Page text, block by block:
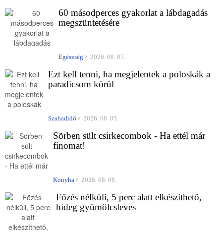
60 másodperces gyakorlat a lábdagadás
megszüntetésére
Egészség 2026. 08. 07.
Ezt kell tenni, ha megjelentek a poloskák a
paradicsom körül
Szabadidő 2026. 08. 05.
Sörben sült csirkecombok - Ha ettél már
finomat!
Konyha 2026. 08. 08.
Főzés nélküli, 5 perc alatt elkészíthető,
hideg gyümölcsleves